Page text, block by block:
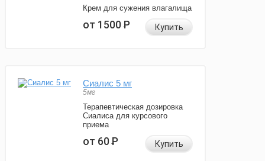
Крем для сужения влагалища
от 1500Р Купить
Сиалис 5 мг
5мг
Терапевтическая дозировка
Сиалиса для курсового
приема
от 60Р Купить